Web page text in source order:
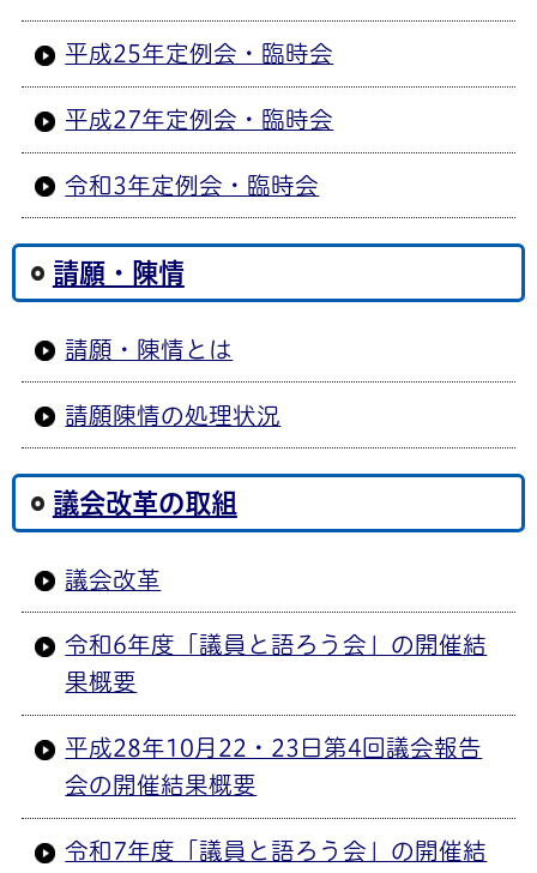
平成25年定例会・臨時会
平成27年定例会・臨時会
令和3年定例会・臨時会
請願・陳情
請願・陳情とは
請願陳情の処理状況
議会改革の取組
議会改革
令和6年度「議員と語ろう会」の開催結
果概要
平成28年10月22・23日第4回議会報告
会の開催結果概要
令和7年度「議員と語ろう会」の開催結